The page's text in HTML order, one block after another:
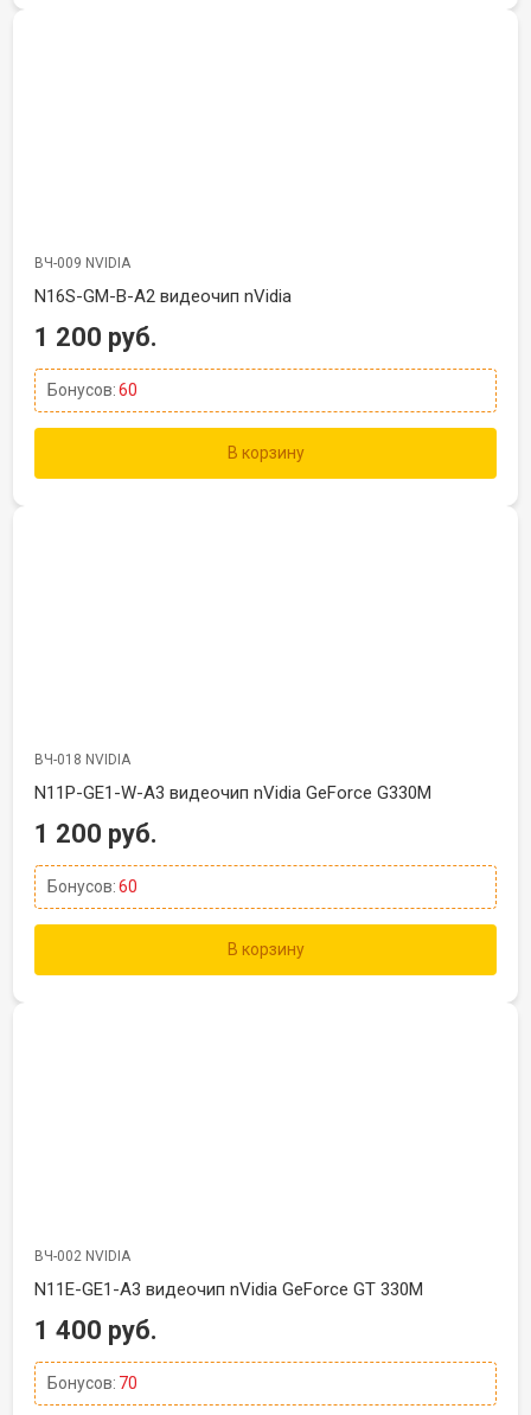
ВЧ-009 NVIDIA
N16S-GM-B-A2 видеочип nVidia
1 200 руб.
Бонусов:60
В корзину
ВЧ-018 NVIDIA
N11P-GE1-W-A3 видеочип nVidia GeForce G330M
1 200 руб.
Бонусов:60
В корзину
ВЧ-002 NVIDIA
N11E-GE1-A3 видеочип nVidia GeForce GT 330M
1 400 руб.
Бонусов: 70